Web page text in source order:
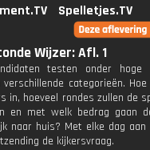
Spelletjes.TV
Wijzer: Afl. 1
testen onder hoge
verschillende categorieën.
in, hoeveel rondes zullen de
en met welk bedrag gaan
naar huis? Met elke dag
de kijkersvraag.